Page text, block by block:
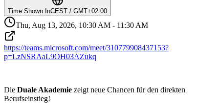
Time Shown InCEST / GMT+02:00
Thu, Aug 13, 2026, 10:30 AM - 11:30 AM
https://teams.microsoft.com/meet/310779908437153?
p=LzNSRAaL9OH03AZukq
Die Duale Akademie zeigt neue Chancen für den direkten
Berufseinstieg!